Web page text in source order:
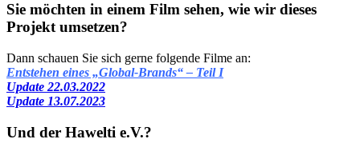
Sie möchten in einem Film sehen, wie wir dieses
Projekt umsetzen?
Dann schauen Sie sich gerne folgende Filme an:
Entstehen eines „Global-Brands“ – Teil I
Update 22.03.2022
Update 13.07.2023
Und der Hawelti e.V.?